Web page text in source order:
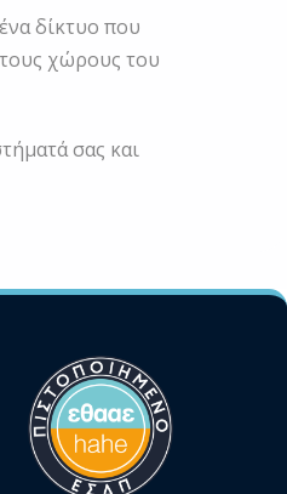
ένα δίκτυο που
χώρους του
σας και